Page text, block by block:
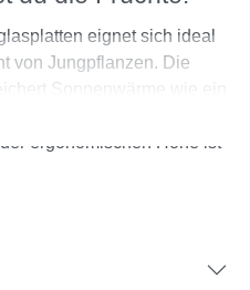
eignet sich ideal
von Jungpflanzen. Die
Sonnenwärme wie ein
ergonomischen Höhe ist
oder komplett